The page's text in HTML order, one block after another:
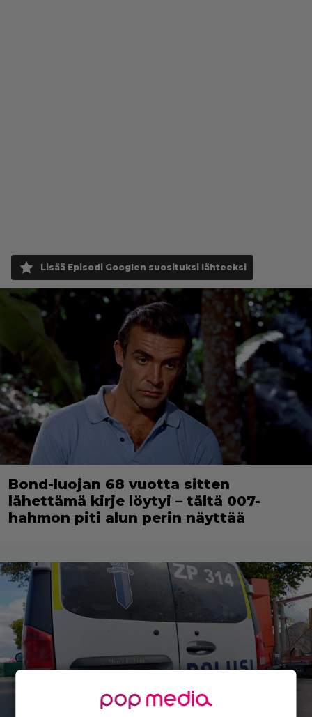
Lisää Episodi Googlen suosituksi lähteeksi
Bond-luojan 68 vuotta sitten
lähettämä kirje löytyi – tältä 007-
hahmon piti alun perin näyttää